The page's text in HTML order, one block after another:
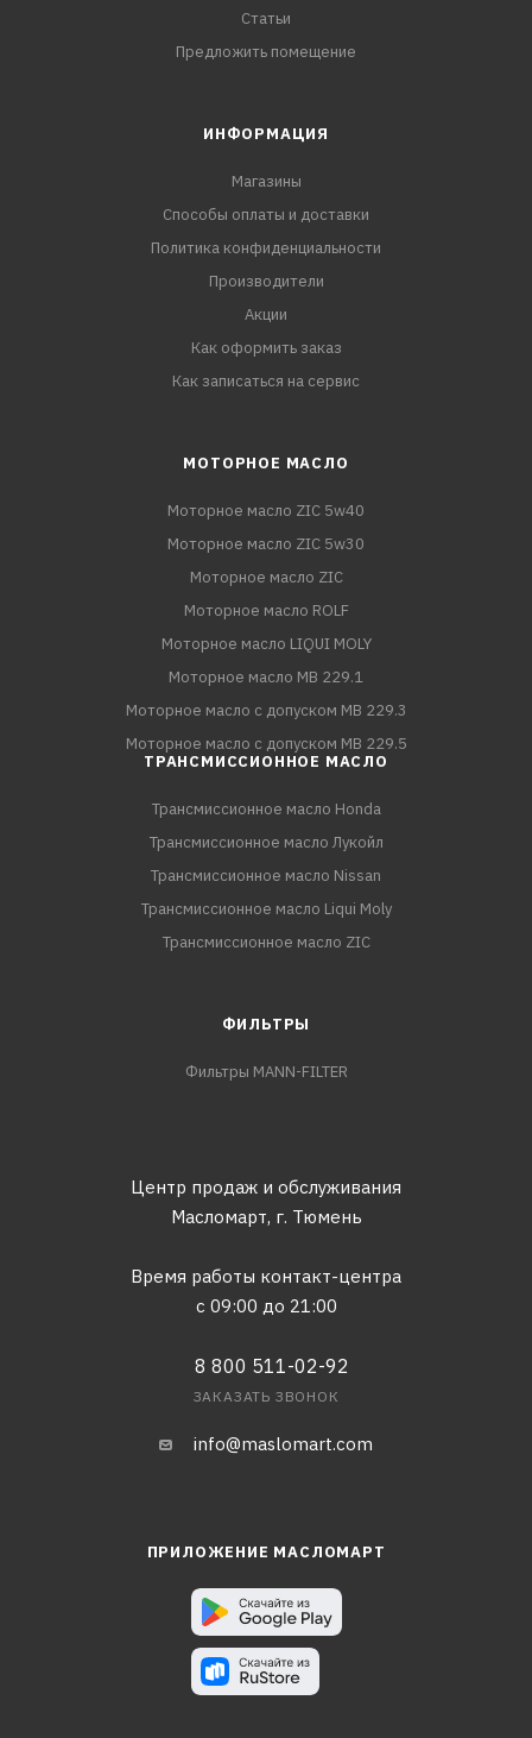
Статьи
Предложить помещение
ИНФОРМАЦИЯ
Магазины
Способы оплаты и доставки
Политика конфиденциальности
Производители
Акции
Как оформить заказ
Как записаться на сервис
МОТОРНОЕ МАСЛО
Моторное масло ZIC 5w40
Моторное масло ZIC 5w30
Моторное масло ZIC
Моторное масло ROLF
Моторное масло LIQUI MOLY
Моторное масло MB 229.1
Моторное масло с допуском MB 229.3
Моторное масло с допуском MB 229.5
ТРАНСМИССИОННОЕ МАСЛО
Трансмиссионное масло Honda
Трансмиссионное масло Лукойл
Трансмиссионное масло Nissan
Трансмиссионное масло Liqui Moly
Трансмиссионное масло ZIC
ФИЛЬТРЫ
Фильтры MANN-FILTER
Центр продаж и обслуживания
Масломарт, г. Тюмень
Время работы контакт-центра
с 09:00 до 21:00
8 800 511-02-92
ЗАКАЗАТЬ ЗВОНОК
info@maslomart.com
ПРИЛОЖЕНИЕ МАСЛОМАРТ